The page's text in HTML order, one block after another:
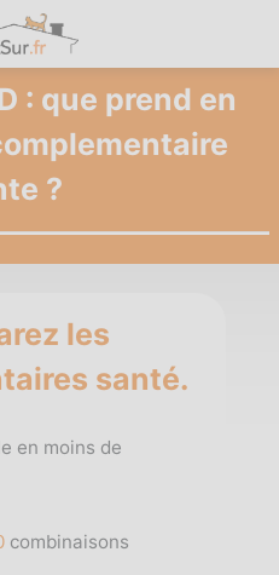
: que prend en
?
les
santé.
en moins de
combinaisons